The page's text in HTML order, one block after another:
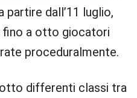
partire dall’11 luglio,
fino a otto giocatori
proceduralmente.
differenti classi tra